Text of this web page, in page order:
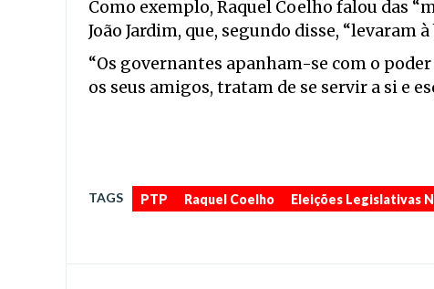
Como exemplo, Raquel Coelho falou das
João Jardim, que, segundo disse, “levaram
“Os governantes apanham-se com o
os seus amigos, tratam de se servir a si e
TAGS PTP Raquel Coelho Eleições Legislativas